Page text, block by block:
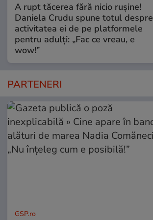
A rupt tăcerea fără nicio rușine!
Daniela Crudu spune totul despre
activitatea ei de pe platformele
pentru adulți: „Fac ce vreau, e
wow!”
PARTENERI
GSP.ro